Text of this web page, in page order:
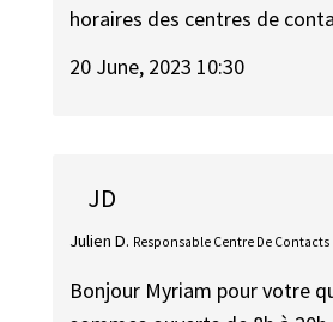
horaires des centres de
20 June, 2023 10:30
JD
Julien D. Responsable Centre De
Bonjour Myriam pour votre